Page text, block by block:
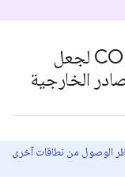
نشر سياسة COOP وسياسة COEP لجعل
الخارجية
من نطاقات آخرى